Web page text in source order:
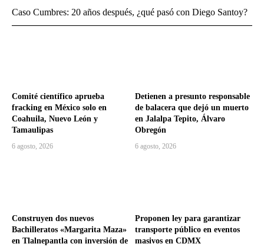
Comité científico aprueba
fracking en México solo en
Coahuila, Nuevo León y
Tamaulipas
6 agosto, 2026
Detienen a presunto responsable
de balacera que dejó un muerto
en Jalalpa Tepito, Álvaro
Obregón
6 agosto, 2026
Construyen dos nuevos
Bachilleratos «Margarita Maza»
en Tlalnepantla con inversión de
Proponen ley para garantizar
transporte público en eventos
masivos en CDMX
Caso Cumbres: 20 años después, ¿qué pasó con Diego Santoy?